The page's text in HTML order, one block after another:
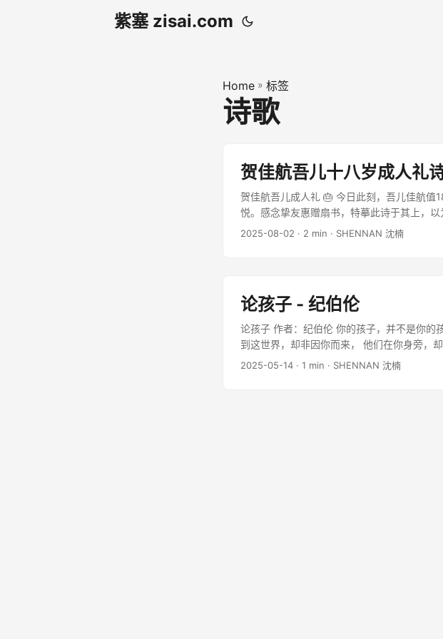
紫塞 zisai.com
Home » 标签
诗歌
贺佳航吾儿十八岁成人礼
贺佳航吾儿成人礼 🎂 今日此刻，吾儿佳航值
悦。感念挚友惠赠扇书，特摹此诗于其上，
2025-08-02 · 2 min · SHENNAN 沈楠
论孩子 - 纪伯伦
论孩子 作者：纪伯伦 你的孩子，并不是你的
到这世界，却非因你而来， 他们在你身旁，
2025-05-14 · 1 min · SHENNAN 沈楠